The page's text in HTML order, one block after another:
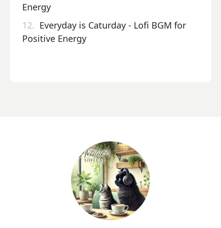
Energy
12. Everyday is Caturday - Lofi BGM for
Positive Energy